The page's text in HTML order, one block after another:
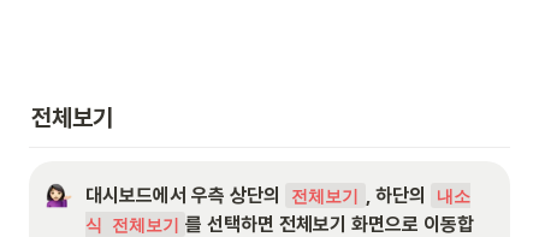
전체보기
대시보드에서 우측 상단의 전체보기 , 하단의
내소
식 전체보기 를 선택하면 전체보기 화면으로 이동합